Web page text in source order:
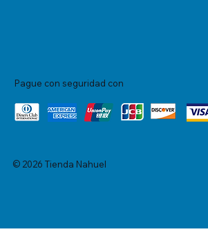
Pague con seguridad con
© 2026 Tienda Nahuel